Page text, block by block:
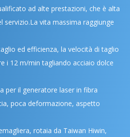
ad alte prestazioni, che è alta
servizio.La vita massima raggiunge
ed efficienza, la velocità di taglio
i 12 m/min tagliando acciaio dolce
per il generatore laser in fibra
poca deformazione, aspetto
rotaia da Taiwan Hiwin,